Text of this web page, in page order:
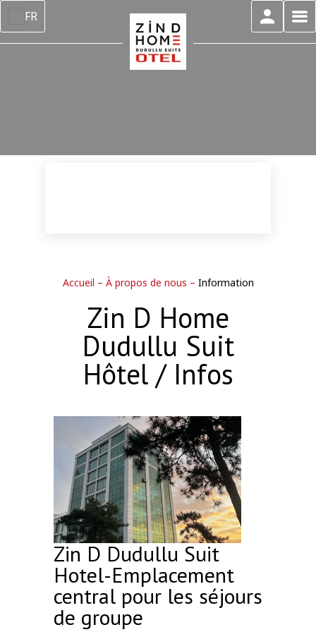
FR
Accueil – À propos de nous – Information
Zin D Home
Dudullu Suit
Hôtel / Infos
Zin D Dudullu Suit
Hotel-Emplacement
central pour les séjours
de groupe